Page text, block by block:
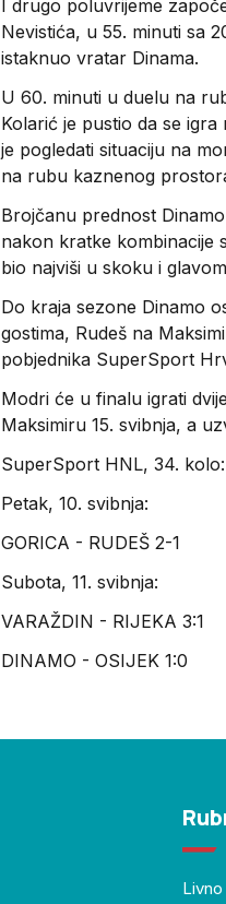
I drugo poluvrijeme
Nevistića, u 55. minuti sa
istaknuo vratar Dinama.
U 60. minuti u duelu na
Kolarić je pustio da se
je pogledati situaciju na
na rubu kaznenog
Brojčanu prednost
nakon kratke kombinacije
bio najviši u skoku i
Do kraja sezone Dinamo
gostima, Rudeš na
pobjednika SuperSport
Modri će u finalu igrati
Maksimiru 15. svibnja, a
SuperSport HNL, 34. kolo:
Petak, 10. svibnja:
GORICA - RUDEŠ 2-1
Subota, 11. svibnja:
VARAŽDIN - RIJEKA 3:1
DINAMO - OSIJEK 1:0
Livno